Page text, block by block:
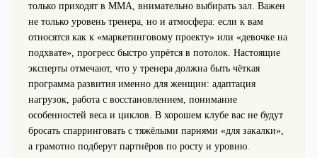
только приходят в ММА, внимательно выбирать зал. Важен
не только уровень тренера, но и атмосфера: если к вам
относятся как к «маркетинговому проекту» или «девочке на
подхвате», прогресс быстро упрётся в потолок. Настоящие
эксперты отмечают, что у тренера должна быть чёткая
программа развития именно для женщин: адаптация
нагрузок, работа с восстановлением, понимание
особенностей веса и циклов. В хорошем клубе вас не будут
бросать спарринговать с тяжёлыми парнями «для закалки»,
а грамотно подберут партнёров по росту и уровню.